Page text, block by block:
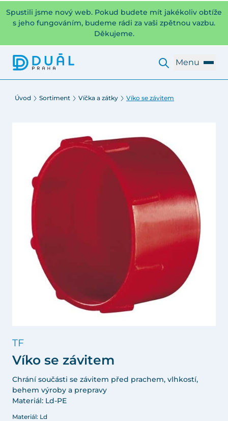
Spustili jsme nový web. Pokud budete mít jakékoliv obtíže
s jeho fungováním, budeme rádi za vaši zpětnou vazbu.
Děkujeme.
Menu
Úvod Sortiment Víčka a zátky Víko se závitem
TF
Víko se závitem
Chrání součásti se závitem před prachem, vlhkostí,
behem výroby a prepravy
Materiál: Ld-PE
Materiál: Ld